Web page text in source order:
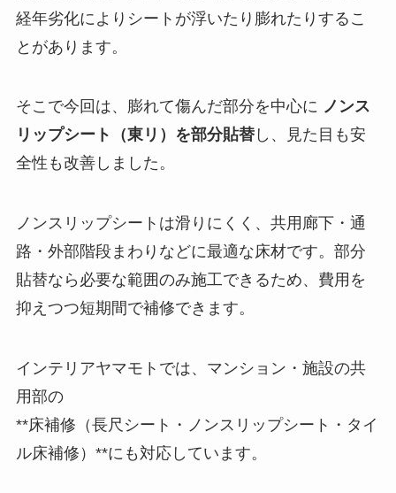
経年劣化によりシートが浮いたり膨れたりするこ
とがあります。
そこで今回は、膨れて傷んだ部分を中心に ノンス
リップシート（東リ）を部分貼替し、見た目も安
全性も改善しました。
ノンスリップシートは滑りにくく、共用廊下・通
路・外部階段まわりなどに最適な床材です。部分
貼替なら必要な範囲のみ施工できるため、費用を
抑えつつ短期間で補修できます。
インテリアヤマモトでは、マンション・施設の共
用部の
**床補修（長尺シート・ノンスリップシート・タイ
ル床補修）**にも対応しています。